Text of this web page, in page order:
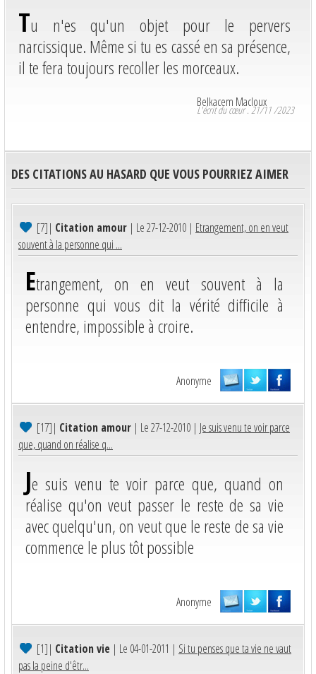
Tu n'es qu'un objet pour le pervers
narcissique. Même si tu es cassé en sa présence,
il te fera toujours recoller les morceaux.
Belkacem Macloux
L'écrit du cœur . 21/11 /2023
DES CITATIONS AU HASARD QUE VOUS POURRIEZ AIMER
[7]| Citation amour | Le 27-12-2010 | Etrangement, on en veut
souvent à la personne qui ...
Etrangement, on en veut souvent à la
personne qui vous dit la vérité difficile à
entendre, impossible à croire.
Anonyme
[17]| Citation amour | Le 27-12-2010 | Je suis venu te voir parce
que, quand on réalise q...
Je suis venu te voir parce que, quand on
réalise qu'on veut passer le reste de sa vie
avec quelqu'un, on veut que le reste de sa vie
commence le plus tôt possible
Anonyme
[1]| Citation vie | Le 04-01-2011 | Si tu penses que ta vie ne vaut
pas la peine d'êtr...